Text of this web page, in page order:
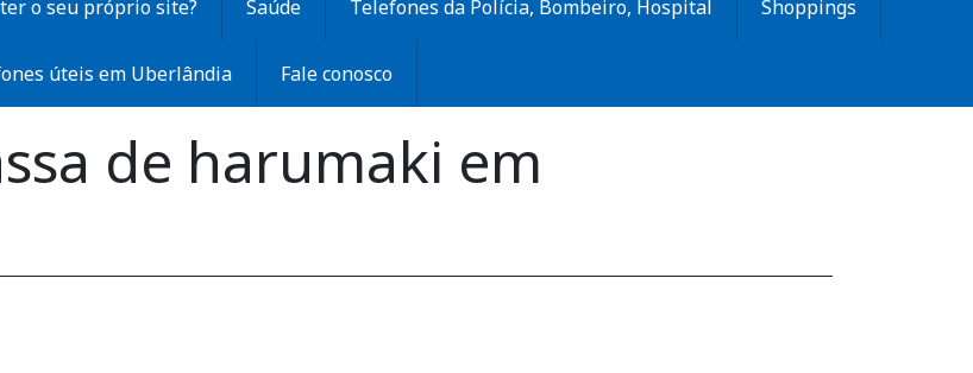
o seu próprio site? Saúde Telefones da Polícia, Bombeiro, Hospital Shoppings
úteis em Uberlândia Fale conosco
de harumaki em